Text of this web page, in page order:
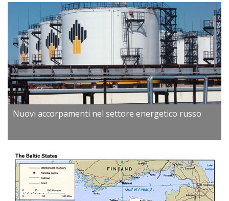
Nuovi accorpamenti nel settore energetico russo